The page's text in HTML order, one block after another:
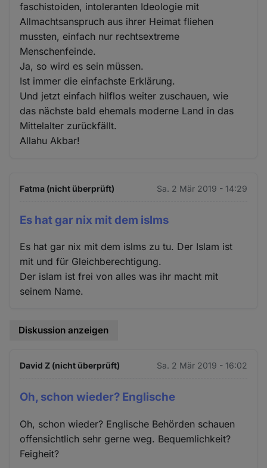
faschistoiden, intoleranten Ideologie mit
Allmachtsanspruch aus ihrer Heimat fliehen
mussten, einfach nur rechtsextreme
Menschenfeinde.
Ja, so wird es sein müssen.
Ist immer die einfachste Erklärung.
Und jetzt einfach hilflos weiter zuschauen, wie
das nächste bald ehemals moderne Land in das
Mittelalter zurückfällt.
Allahu Akbar!
Fatma (nicht überprüft) Sa. 2 Mär 2019 - 14:29
Es hat gar nix mit dem islms
Es hat gar nix mit dem islms zu tu. Der Islam ist
mit und für Gleichberechtigung.
Der islam ist frei von alles was ihr macht mit
seinem Name.
Diskussion anzeigen
David Z (nicht überprüft) Sa. 2 Mär 2019 - 16:02
Oh, schon wieder? Englische
Oh, schon wieder? Englische Behörden schauen
offensichtlich sehr gerne weg. Bequemlichkeit?
Feigheit?